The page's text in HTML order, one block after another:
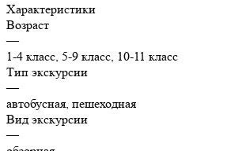
Характеристики
Возраст
—
1-4 класс, 5-9 класс, 10-11 класс
Тип экскурсии
—
автобусная, пешеходная
Вид экскурсии
—